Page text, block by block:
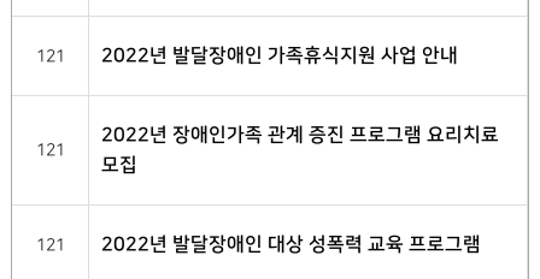
121 2022년 발달장애인 가족휴식지원 사업 안내
121
2022년 장애인가족 관계 증진 프로그램 요리치료
모집
121 2022년 발달장애인 대상 성폭력 교육 프로그램